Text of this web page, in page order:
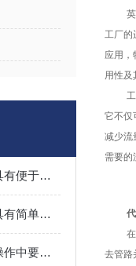
诺冠NORGREN电磁阀具有便于安装与维护的特点
诺冠NORGREN电磁阀具有简单的结构和易操作的特点
诺冠NORGREN电磁阀操作中要强调下这几点
工厂的
应用，
用性及
它不仅
减少流
需要的
去管路